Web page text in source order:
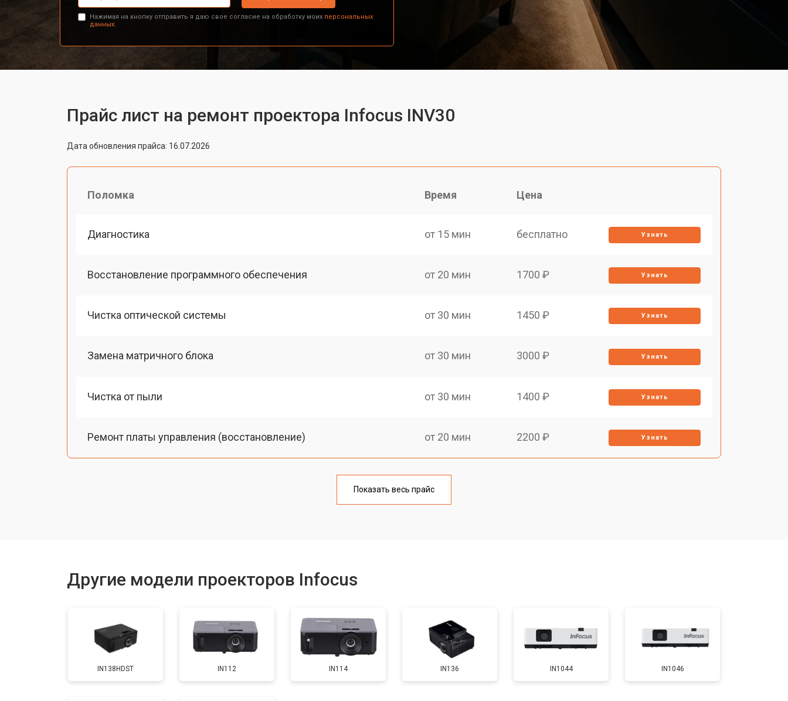
Нажимая на кнопку отправить я даю свое согласие на обработку моих персональных
данных.
Прайс лист на ремонт проектора Infocus INV30
Дата обновления прайса: 16.07.2026
Поломка Время Цена
Диагностика от 15 мин бесплатно Узнать
Восстановление программного обеспечения от 20 мин 1700 ₽ Узнать
Чистка оптической системы от 30 мин 1450 ₽ Узнать
Замена матричного блока от 30 мин 3000 ₽ Узнать
Чистка от пыли от 30 мин 1400 ₽ Узнать
Ремонт платы управления (восстановление) от 20 мин 2200 ₽ Узнать
от 30 мин
Ремонт блока питания от 40 мин 2000 ₽ Узнать
Замена блока розжига от 20 мин 1900 ₽ Узнать
Показать весь прайс
Другие модели проекторов Infocus
IN138HDST IN112 IN114 IN136 IN1044 IN1046